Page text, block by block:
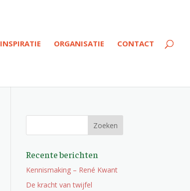
INSPIRATIE ORGANISATIE CONTACT
Recente berichten
Kennismaking – René Kwant
De kracht van twijfel